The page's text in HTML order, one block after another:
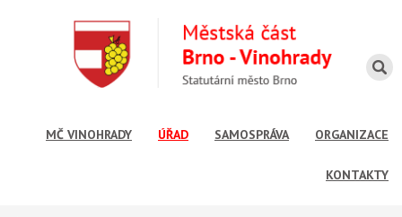
MČ VINOHRADY ÚŘAD SAMOSPRÁVA ORGANIZACE
KONTAKTY